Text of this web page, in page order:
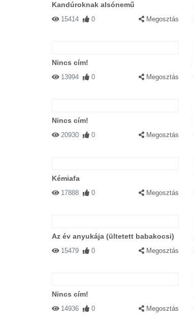
Kandúroknak alsónemű
15414 0 Megosztás
Nincs cím!
13994 0 Megosztás
Nincs cím!
20930 0 Megosztás
Kémiafa
17888 0 Megosztás
Az év anyukája (ültetett babakocsi)
15479 0 Megosztás
Nincs cím!
14936 0 Megosztás